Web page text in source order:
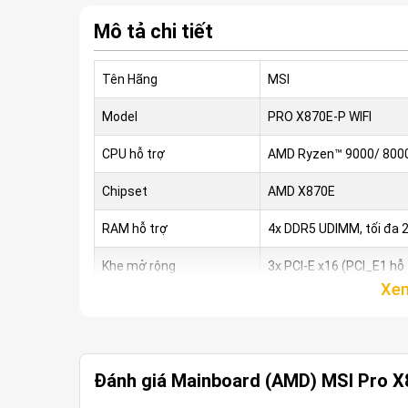
Mô tả chi tiết
Tên Hãng MSI
Model PRO X870E-P WIFI
CPU hỗ trợ AMD Ryzen™ 9000/
Chipset AMD X870E
RAM hỗ trợ 4x DDR5 UDIMM, tối đa
Khe mở rộng 3x PCI-E x16 (PCI_E1
Kích cỡ ATX (243.84mm x
Đánh giá Mainboard (AMD) MSI Pro